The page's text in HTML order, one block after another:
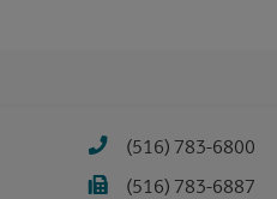
(516) 783-6800
(516) 783-6887